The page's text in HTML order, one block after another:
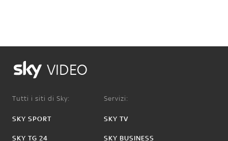
VIDEO
Tutti i siti di Sky:
SKY SPORT
SKY TG 24
Servizi:
SKY TV
SKY BUSINESS